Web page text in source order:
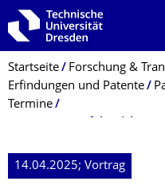
Zur Hauptnavigation springen
Zur Suche springen
Zum Inhalt springen
Breadcrumb-Menü
Startseite Forschung &
Erfindungen und Patente
Termine
14.04.2025; Vortrag